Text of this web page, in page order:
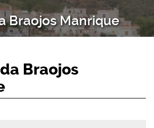
Braojos Manrique
Braojos